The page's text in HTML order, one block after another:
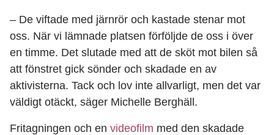
– De viftade med järnrör och kastade stenar mot
oss. När vi lämnade platsen förföljde de oss i över
en timme. Det slutade med att de sköt mot bilen så
att fönstret gick sönder och skadade en av
aktivisterna. Tack och lov inte allvarligt, men det var
väldigt otäckt, säger Michelle Berghäll.
Fritagningen och en videofilm med den skadade